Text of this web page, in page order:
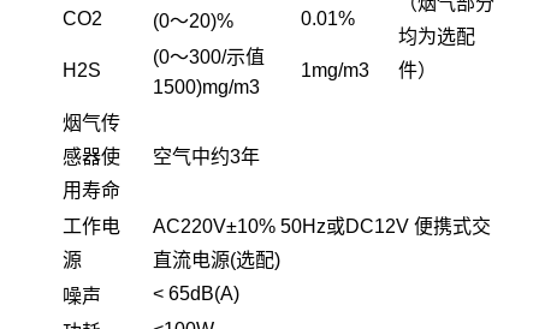
均为选配
件）
CO2 (0～20)% 0.01%
H 2S
(0～300/示值
1500)mg/m3
1mg/m3
烟气传
感器使
用寿命
空气中约3年
工作电
源
AC220V±10% 50Hz或DC12V 便携式交
直流电源(选配)
噪声
< 65dB(A)